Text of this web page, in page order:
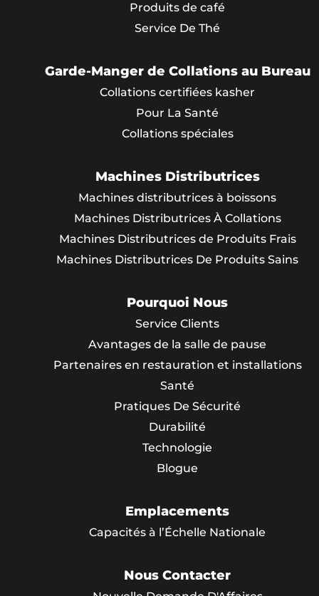
Produits de café
Service De Thé
Garde-Manger de Collations au Bureau
Collations certifiées kasher
Pour La Santé
Collations spéciales
Machines Distributrices
Machines distributrices à boissons
Machines Distributrices À Collations
Machines Distributrices de Produits Frais
Machines Distributrices De Produits Sains
Pourquoi Nous
Service Clients
Avantages de la salle de pause
Partenaires en restauration et installations
Santé
Pratiques De Sécurité
Durabilité
Technologie
Blogue
Emplacements
Capacités à l’Échelle Nationale
Nous Contacter